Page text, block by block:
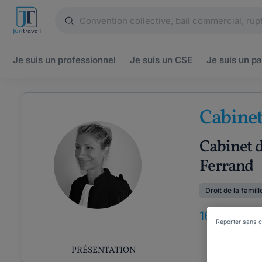
Je suis un professionnel Je suis un CSE Je suis un
Cabinet
Ferrand
Droit de la
16 ANS
PRÉSENTATION
Reporter sans